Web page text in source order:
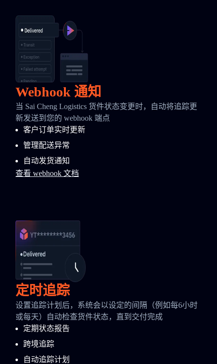
Webhook 通知
当 Sai Cheng Logistics 货件状态变更时，自动将追踪更
新发送到您的 webhook 端点
客户订单实时更新
管理配送异常
自动发货通知
查看 webhook 文档
定时追踪
设置追踪计划后，系统会以设定的间隔（例如每6小时
或每天）自动检查货件状态，直到交付完成
定期状态报告
跨境追踪
自动追踪计划